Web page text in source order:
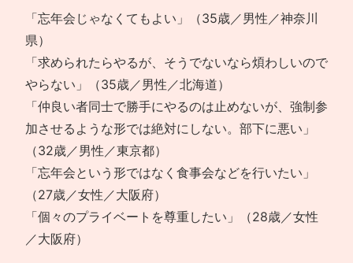
「忘年会じゃなくてもよい」（35歳／男性／神奈川
県）
「求められたらやるが、そうでないなら煩わしいので
やらない」（35歳／男性／北海道）
「仲良い者同士で勝手にやるのは止めないが、強制参
加させるような形では絶対にしない。部下に悪い」
（32歳／男性／東京都）
「忘年会という形ではなく食事会などを行いたい」
（27歳／女性／大阪府）
「個々のプライベートを尊重したい」（28歳／女性
／大阪府）